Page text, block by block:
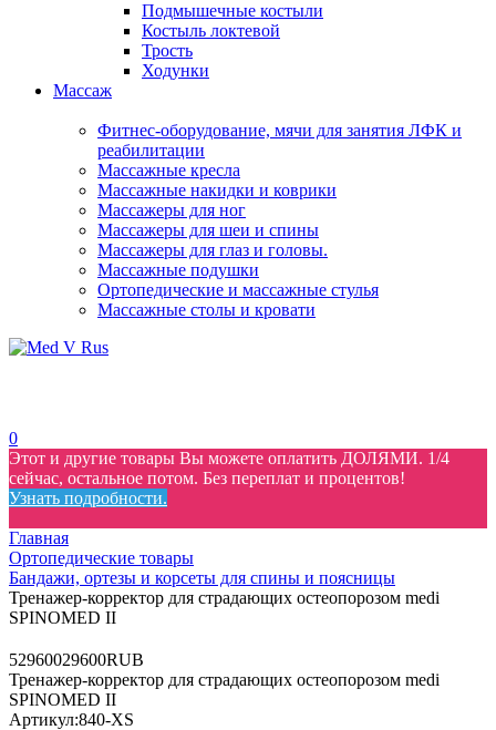
Подмышечные костыли
Костыль локтевой
Трость
Ходунки
Массаж
Фитнес-оборудование, мячи для занятия ЛФК и
реабилитации
Массажные кресла
Массажные накидки и коврики
Массажеры для ног
Массажеры для шеи и спины
Массажеры для глаз и головы.
Массажные подушки
Ортопедические и массажные стулья
Массажные столы и кровати
0
Этот и другие товары Вы можете оплатить ДОЛЯМИ. 1/4
сейчас, остальное потом. Без переплат и процентов!
Узнать подробности.
Главная
Ортопедические товары
Бандажи, ортезы и корсеты для спины и поясницы
Тренажер-корректор для страдающих остеопорозом medi
SPINOMED II
52960029600RUB
Тренажер-корректор для страдающих остеопорозом medi
SPINOMED II
Артикул:840-XS